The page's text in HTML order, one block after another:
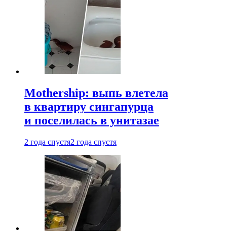
Mothership: выпь влетела
в квартиру сингапурца
и поселилась в унитазае
2 года спустя2 года спустя